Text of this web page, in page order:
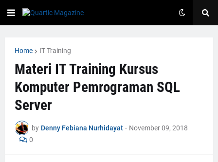
Home IT Training
Materi IT Training Kursus
Komputer Pemrograman SQL
Server
by Denny Febiana Nurhidayat - November 09, 2018
0